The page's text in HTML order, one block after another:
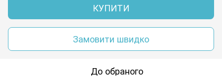
КУПИТИ
Замовити швидко
До обраного